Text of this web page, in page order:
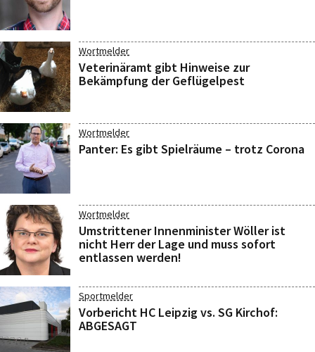
Wortmelder
Veterinäramt gibt Hinweise zur
Bekämpfung der Geflügelpest
Wortmelder
Panter: Es gibt Spielräume – trotz Corona
Wortmelder
Umstrittener Innenminister Wöller ist
nicht Herr der Lage und muss sofort
entlassen werden!
Sportmelder
Vorbericht HC Leipzig vs. SG Kirchof:
ABGESAGT